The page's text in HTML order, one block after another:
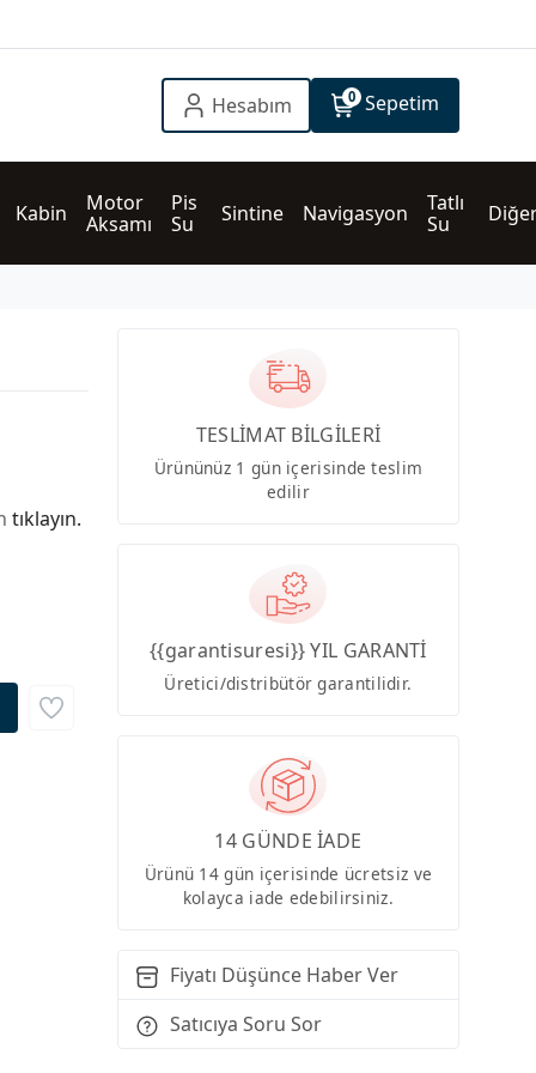
Hesabım 0 Sepetim
Kabin
Motor
Aksamı
Pis
Su
Sintine Navigasyon
Tatlı
Su
tıklayın.
TESLİMAT BİLGİLERİ
Ürününüz 1 gün içerisinde teslim
edilir
{{garantisuresi}} YIL GARANTİ
Üretici/distribütör garantilidir.
14 GÜNDE İADE
Ürünü 14 gün içerisinde ücretsiz ve
kolayca iade edebilirsiniz.
Fiyatı Düşünce Haber Ver
Satıcıya Soru Sor